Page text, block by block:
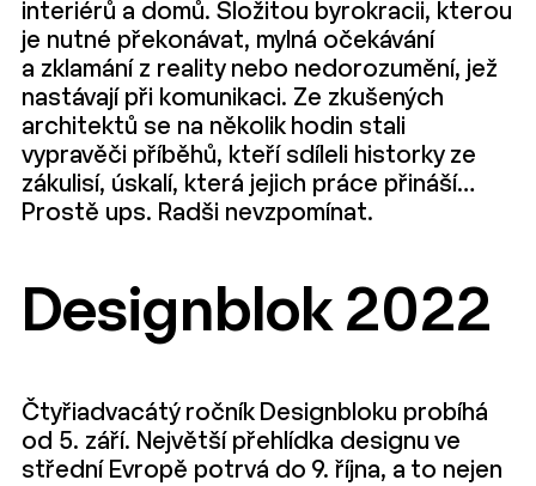
interiérů a domů. Složitou byrokracii, kterou
je nutné překonávat, mylná očekávání
a zklamání z reality nebo nedorozumění, jež
nastávají při komunikaci. Ze zkušených
architektů se na několik hodin stali
vypravěči příběhů, kteří sdíleli historky ze
zákulisí, úskalí, která jejich práce přináší…
Prostě ups. Radši nevzpomínat.
Designblok 2022
Čtyřiadvacátý ročník Designbloku probíhá
od 5. září. Největší přehlídka designu ve
střední Evropě potrvá do 9. října, a to nejen